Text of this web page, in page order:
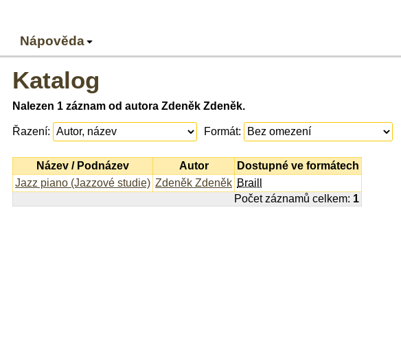
Nápověda
Katalog
Nalezen 1 záznam od autora Zdeněk Zdeněk.
Řazení: Formát:
Název / Podnázev Autor
Dostupné ve formátech
Jazz piano (Jazzové studie) Zdeněk Zdeněk Braill
Počet záznamů celkem: 1